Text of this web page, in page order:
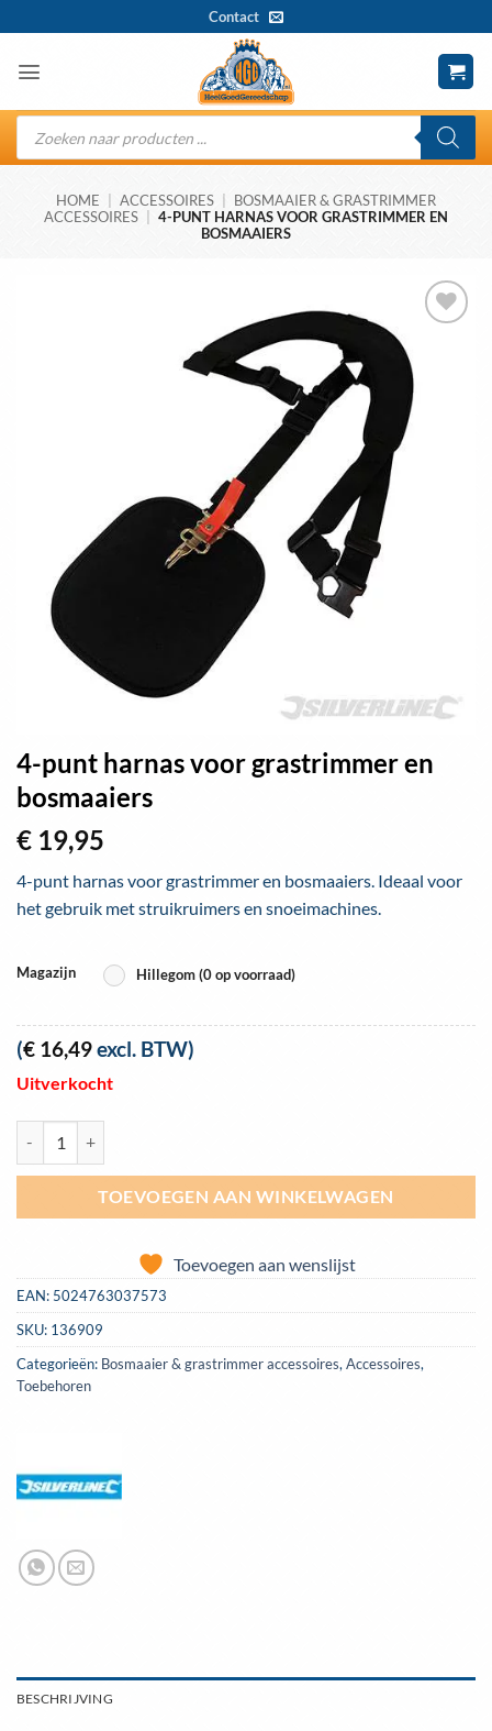
naar
inhoud
Contact
Producten
zoeken
HOME ACCESSOIRES
BOSMAAIER & GRASTRIMMER
ACCESSOIRES
4-PUNT HARNAS VOOR GRASTRIMMER EN
BOSMAAIERS
Toevoegen
wenslijst
4-punt harnas voor grastrimmer en
bosmaaiers
€ 19,95
4-punt harnas voor grastrimmer en bosmaaiers. Ideaal voor
het gebruik met struikruimers en snoeimachines.
Magazijn Hillegom (0 op voorraad)
(€ 16,49excl. BTW)
Uitverkocht
TOEVOEGEN AAN WINKELWAGEN
Toevoegen aan wenslijst
EAN: 5024763037573
SKU: 136909
Categorieën: Bosmaaier & grastrimmer accessoires, Accessoires,
Toebehoren
BESCHRIJVING